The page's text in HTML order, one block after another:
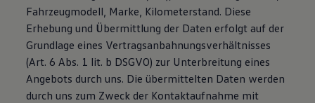
Fahrzeugmodell, Marke, Kilometerstand. Diese
Erhebung und Übermittlung der Daten erfolgt auf der
Grundlage eines Vertragsanbahnungsverhältnisses
(Art. 6 Abs. 1 lit. b DSGVO) zur Unterbreitung eines
Angebots durch uns. Die übermittelten Daten werden
durch uns zum Zweck der Kontaktaufnahme mit